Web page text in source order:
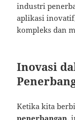
industri
aplikasi
kompleks dan
Inovasi
Ketika kita